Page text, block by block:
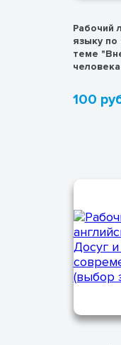
Рабочий
языку
теме
100